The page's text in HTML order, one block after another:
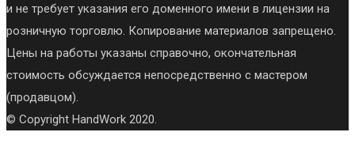
и не требует указания его доменного имени в лицензии на
розничную торговлю. Копирование материалов запрещено.
Цены на работы указаны справочно, окончательная
стоимость обсуждается непосредственно с мастером
(продавцом).
© Copyright HandWork 2020.